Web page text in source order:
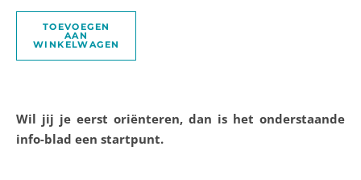
TOEVOEGEN
AAN
WINKELWAGEN
Wil jij je eerst oriënteren, dan is het onderstaande
info-blad een startpunt.